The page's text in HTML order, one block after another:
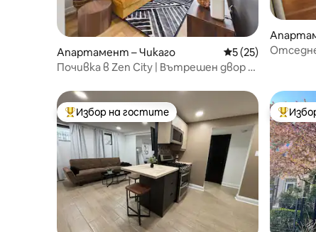
Апартамент – Чикаго Средна оценка:
5 (25)
Почивка в Zen City | Вътрешен двор +
Най-популярен избор на гостите
Избор на гостите Най-